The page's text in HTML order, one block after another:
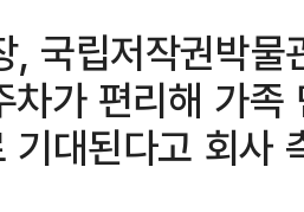
, 국립저작권박
차가 편리해 가
기대된다고 회사